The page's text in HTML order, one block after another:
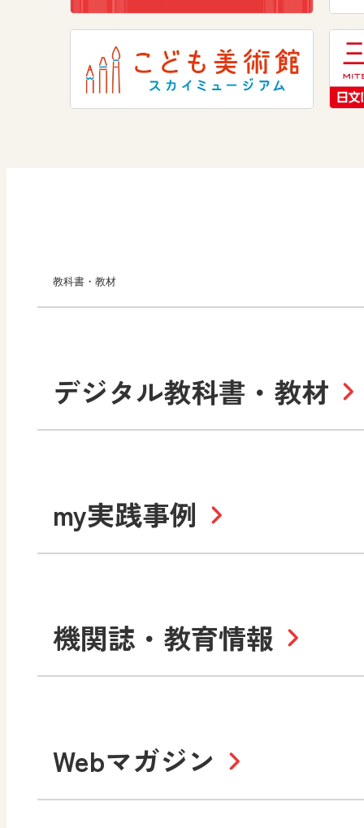
教科書・教材
小学校
社会
算数
中学校
数学
美術
高等学校
美術／工芸
情報
デジタル教科書・教材
令和6年度版小学校・
令和7年度版中学校 デジ
サポートサイト
令和3年度版中学校 デジ
教材サポートサイト
色彩入門
my実践事例
小学校
書写（国語） 社会
生活
機関誌・教育情報
教科全般
教育情報
Webマガジン